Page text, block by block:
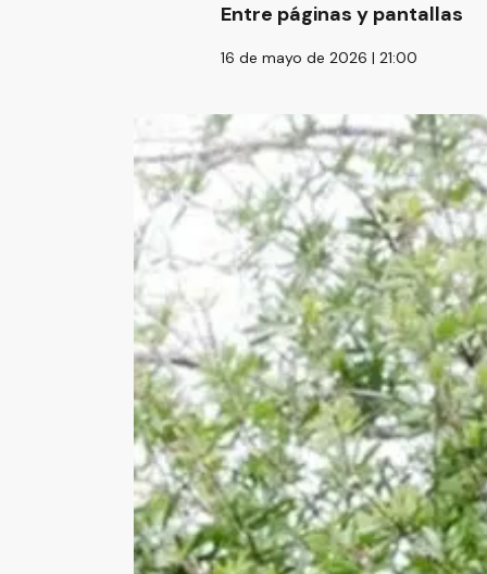
Entre páginas y pantallas
16 de mayo de 2026 | 21:00